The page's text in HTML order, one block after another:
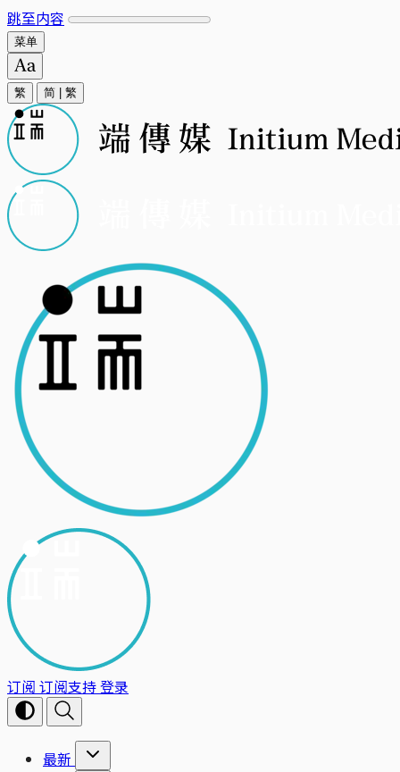
跳至内容
菜单
繁 简 繁
订阅 订阅支持登录
最新